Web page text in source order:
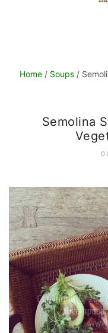
Home / Soups /
Semolina